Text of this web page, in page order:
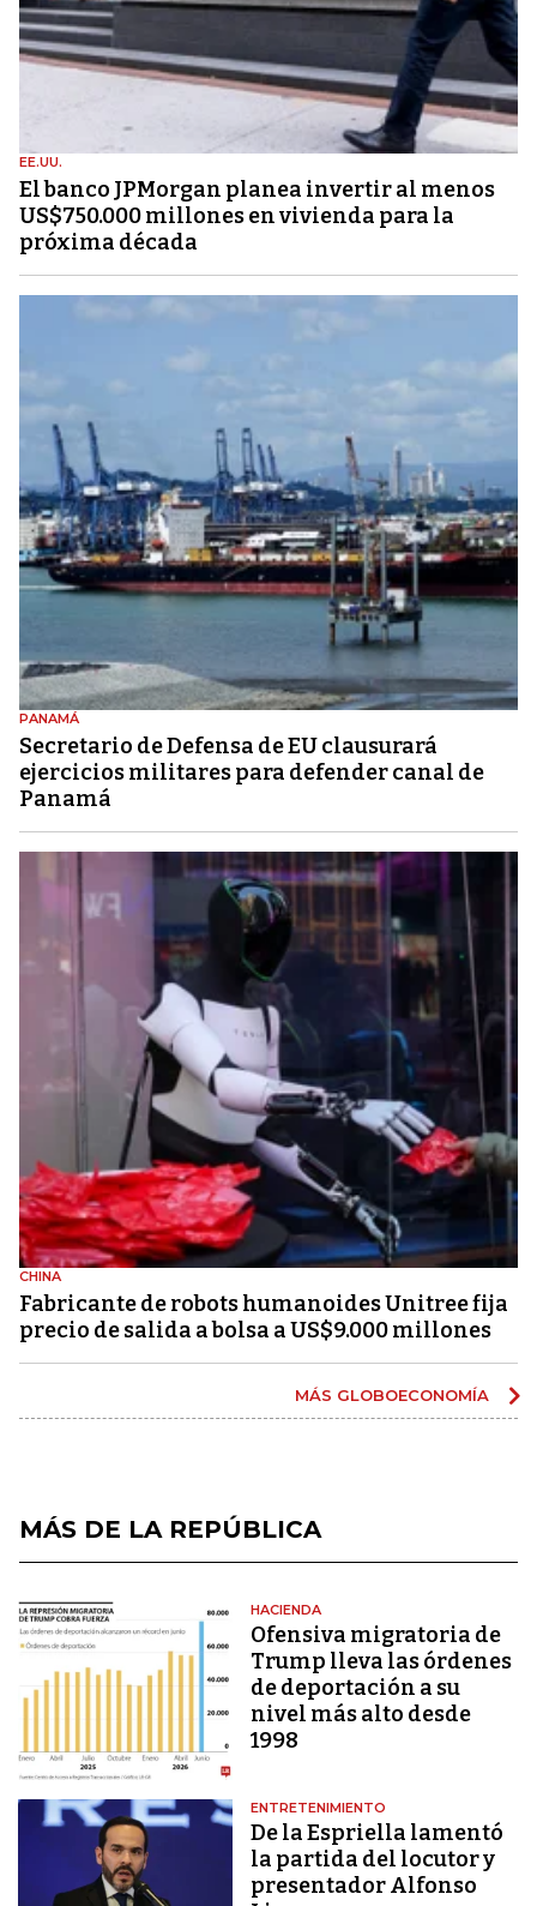
EE.UU.
El banco JPMorgan planea invertir al menos
US$750.000 millones en vivienda para la
próxima década
PANAMÁ
Secretario de Defensa de EU clausurará
ejercicios militares para defender canal de
Panamá
CHINA
Fabricante de robots humanoides Unitree fija
precio de salida a bolsa a US$9.000 millones
MÁS GLOBOECONOMÍA
MÁS DE LA REPÚBLICA
HACIENDA
Ofensiva migratoria de
Trump lleva las órdenes
de deportación a su
nivel más alto desde
1998
ENTRETENIMIENTO
De la Espriella lamentó
la partida del locutor y
presentador Alfonso